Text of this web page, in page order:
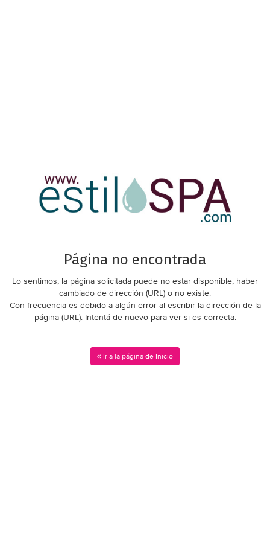
Página no encontrada
Lo sentimos, la página solicitada puede no estar disponible, haber
cambiado de dirección (URL) o no existe.
Con frecuencia es debido a algún error al escribir la dirección de la
página (URL). Intentá de nuevo para ver si es correcta.
Ir a la página de Inicio